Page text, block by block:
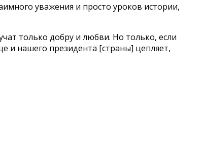
уважения и просто уроков истории,
только добру и любви. Но только, если
и нашего президента [страны] цепляет,